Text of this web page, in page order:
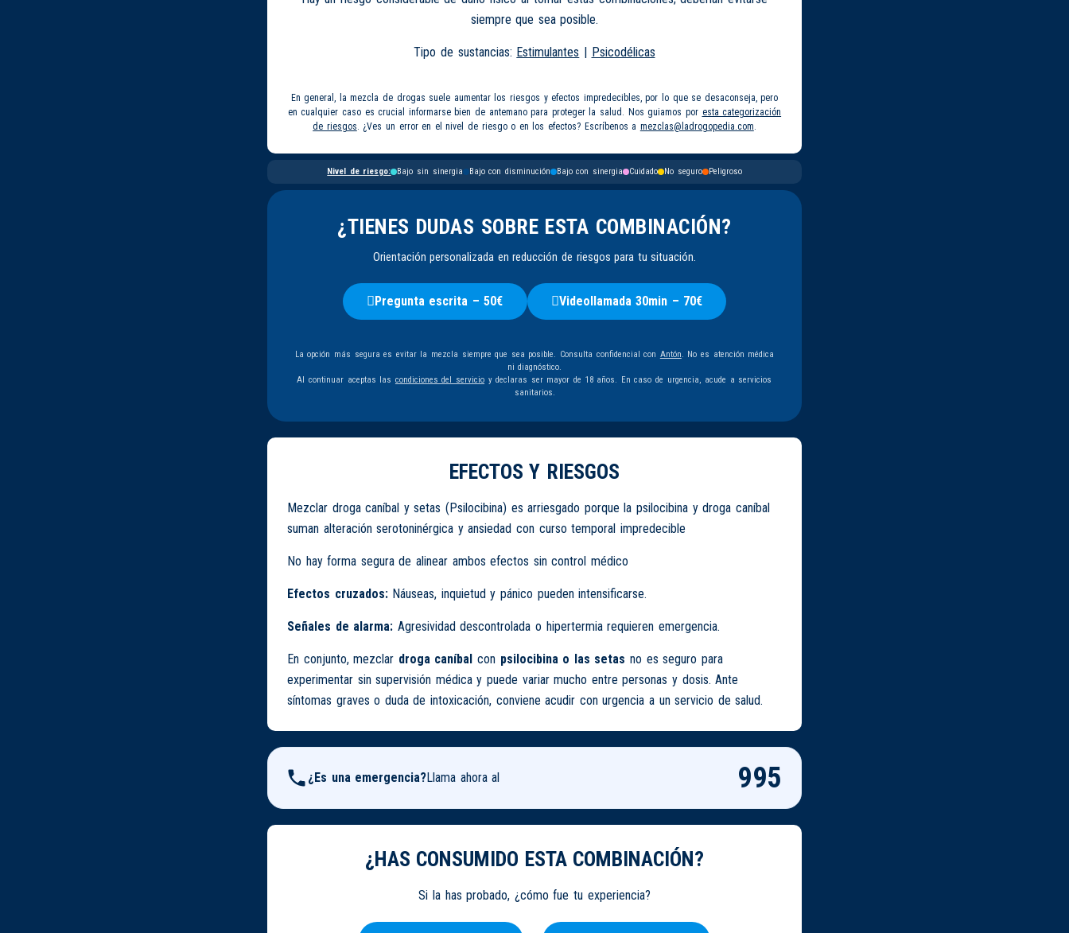
siempre que sea posible.
Tipo de sustancias: Estimulantes | Psicodélicas
En general, la mezcla de drogas suele aumentar los riesgos y efectos impredecibles, por lo que se desaconseja, pero
en cualquier caso es crucial informarse bien de antemano para proteger la salud. Nos guiamos por esta categorización
de riesgos. ¿Ves un error en el nivel de riesgo o en los efectos? Escríbenos a mezclas@ladrogopedia.com.
Nivel de riesgo: Bajo sin sinergia Bajo con disminución Bajo con sinergia Cuidado No seguro Peligroso
¿TIENES DUDAS SOBRE ESTA COMBINACIÓN?
Orientación personalizada en reducción de riesgos para tu situación.
Pregunta escrita – 50€ Videollamada 30min – 70€
La opción más segura es evitar la mezcla siempre que sea posible. Consulta confidencial con Antón. No es atención médica
ni diagnóstico.
Al continuar aceptas las condiciones del servicio y declaras ser mayor de 18 años. En caso de urgencia, acude a servicios
sanitarios.
EFECTOS Y RIESGOS
Mezclar droga caníbal y setas (Psilocibina) es arriesgado porque la psilocibina y droga caníbal
suman alteración serotoninérgica y ansiedad con curso temporal impredecible
No hay forma segura de alinear ambos efectos sin control médico
Efectos cruzados:Náuseas, inquietud y pánico pueden intensificarse.
Señales de alarma: Agresividad descontrolada o hipertermia requieren emergencia.
En conjunto, mezclar droga caníbal con psilocibina o las setas no es seguro para
experimentar sin supervisión médica y puede variar mucho entre personas y dosis. Ante
síntomas graves o duda de intoxicación, conviene acudir con urgencia a un servicio de salud.
¿Es una emergencia?Llama ahora al 995
¿HAS CONSUMIDO ESTA COMBINACIÓN?
Si la has probado, ¿cómo fue tu experiencia?